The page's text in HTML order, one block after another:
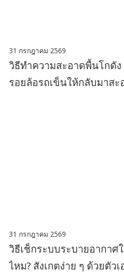
31 กรกฎาคม 2569
วิธีทำความสะอาดพื้นโกดั
รอยล้อรถเข็นให้กลับมาสะ
31 กรกฎาคม 2569
วิธีเช็กระบบระบายอากาศ
ไหม? สังเกตง่าย ๆ ด้วยตัวเ